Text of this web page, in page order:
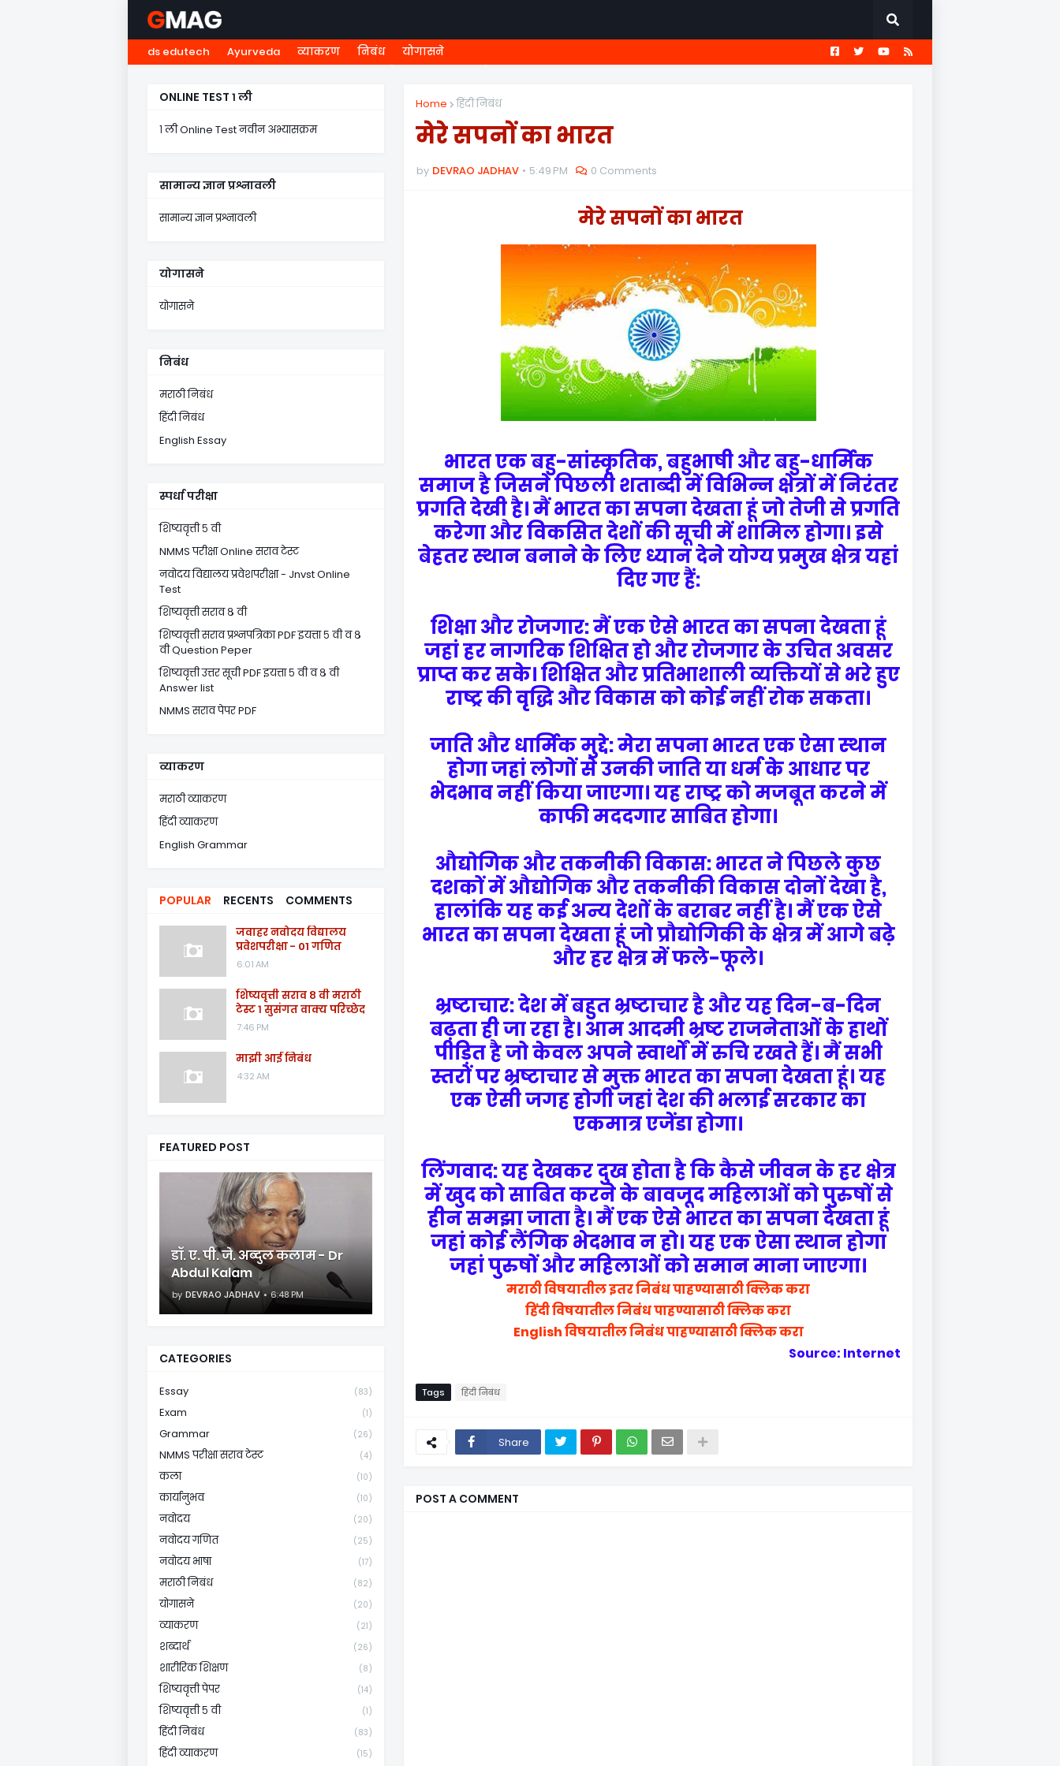
HOME नवोदय NMMS ५ वी शिष्यवृत्ती ८ वी शिष्यवृत्ती सामान्य ज्ञान प्रश्नावली
ds edutech Ayurveda व्याकरण निबंध योगासने
Home हिंदी निबंध
मेरे सपनों का भारत
by DEVRAO JADHAV 5:49 PM 0 Comments
मेरे सपनों का भारत
भारत एक बहु-सांस्कृतिक, बहुभाषी और बहु-धार्मिक
समाज है जिसने पिछली शताब्दी में विभिन्न क्षेत्रों में निरंतर
प्रगति देखी है। मैं भारत का सपना देखता हूं जो तेजी से प्रगति
करेगा और विकसित देशों की सूची में शामिल होगा। इसे
बेहतर स्थान बनाने के लिए ध्यान देने योग्य प्रमुख क्षेत्र यहां
दिए गए हैं:
शिक्षा और रोजगार: मैं एक ऐसे भारत का सपना देखता हूं
जहां हर नागरिक शिक्षित हो और रोजगार के उचित अवसर
प्राप्त कर सके। शिक्षित और प्रतिभाशाली व्यक्तियों से भरे हुए
राष्ट्र की वृद्धि और विकास को कोई नहीं रोक सकता।
जाति और धार्मिक मुद्दे: मेरा सपना भारत एक ऐसा स्थान
होगा जहां लोगों से उनकी जाति या धर्म के आधार पर
भेदभाव नहीं किया जाएगा। यह राष्ट्र को मजबूत करने में
काफी मददगार साबित होगा।
औद्योगिक और तकनीकी विकास: भारत ने पिछले कुछ
दशकों में औद्योगिक और तकनीकी विकास दोनों देखा है,
हालांकि यह कई अन्य देशों के बराबर नहीं है। मैं एक ऐसे
भारत का सपना देखता हूं जो प्रौद्योगिकी के क्षेत्र में आगे बढ़े
और हर क्षेत्र में फले-फूले।
भ्रष्टाचार: देश में बहुत भ्रष्टाचार है और यह दिन-ब-दिन
बढ़ता ही जा रहा है। आम आदमी भ्रष्ट राजनेताओं के हाथों
पीड़ित है जो केवल अपने स्वार्थों में रुचि रखते हैं। मैं सभी
स्तरों पर भ्रष्टाचार से मुक्त भारत का सपना देखता हूं। यह
एक ऐसी जगह होगी जहां देश की भलाई सरकार का
एकमात्र एजेंडा होगा।
लिंगवाद: यह देखकर दुख होता है कि कैसे जीवन के हर क्षेत्र
में खुद को साबित करने के बावजूद महिलाओं को पुरुषों से
हीन समझा जाता है। मैं एक ऐसे भारत का सपना देखता हूं
जहां कोई लैंगिक भेदभाव न हो। यह एक ऐसा स्थान होगा
जहां पुरुषों और महिलाओं को समान माना जाएगा।
मराठी विषयातील इतर निबंध पाहण्यासाठी क्लिक करा
हिंदी विषयातील निबंध पाहण्यासाठी क्लिक करा
English विषयातील निबंध पाहण्यासाठी क्लिक करा
Source: Internet
Tags हिंदी निबंध
Share
POST A COMMENT
ONLINE TEST १ ली
१ ली Online Test नवीन अभ्यासक्रम
सामान्य ज्ञान प्रश्नावली
सामान्य ज्ञान प्रश्नावली
योगासने
योगासने
निबंध
मराठी निबंध
हिंदी निबंध
English Essay
स्पर्धा परीक्षा
शिष्यवृत्ती ५ वी
NMMS परीक्षा Online सराव टेस्ट
नवोदय विद्यालय प्रवेशपरीक्षा - Jnvst Online
Test
शिष्यवृत्ती सराव ८ वी
शिष्यवृत्ती सराव प्रश्नपत्रिका PDF इयत्ता ५ वी व ८
वी Question Peper
शिष्यवृत्ती उत्तर सूची PDF इयत्ता ५ वी व ८ वी
Answer list
NMMS सराव पेपर PDF
व्याकरण
मराठी व्याकरण
हिंदी व्याकरण
English Grammar
POPULAR RECENTS COMMENTS
जवाहर नवोदय विद्यालय
प्रवेशपरीक्षा - 01 गणित
6:01 AM
शिष्यवृत्ती सराव ८ वी मराठी
टेस्ट १ सुसंगत वाक्य परिच्छेद
7:46 PM
माझी आई निबंध
4:32 AM
FEATURED POST
डॉ. ए. पी. जे. अब्दुल कलाम - Dr
Abdul Kalam
by DEVRAO JADHAV 6:48 PM
CATEGORIES
Essay (83)
Exam (1)
Grammar (26)
NMMS परीक्षा सराव टेस्ट (4)
कला (10)
कार्यानुभव (10)
नवोदय (20)
नवोदय गणित (25)
नवोदय भाषा (17)
मराठी निबंध (82)
योगासने (20)
व्याकरण (21)
शब्दार्थ (26)
शारीरिक शिक्षण (8)
शिष्यवृत्ती पेपर (14)
शिष्यवृत्ती ५ वी (1)
हिंदी निबंध (83)
हिंदी व्याकरण (15)